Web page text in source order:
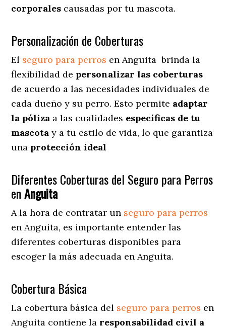
corporales causadas por tu mascota.
Personalización de Coberturas
El seguro para perros en Anguita brinda la
flexibilidad de personalizar las coberturas
de acuerdo a las necesidades individuales de
cada dueño y su perro. Esto permite adaptar
la póliza a las cualidades específicas de tu
mascota y a tu estilo de vida, lo que garantiza
una protección ideal
Diferentes Coberturas del Seguro para Perros
en Anguita
A la hora de contratar un seguro para perros
en Anguita, es importante entender las
diferentes coberturas disponibles para
escoger la más adecuada en Anguita.
Cobertura Básica
La cobertura básica del seguro para perros en
Anguita contiene la responsabilidad civil a